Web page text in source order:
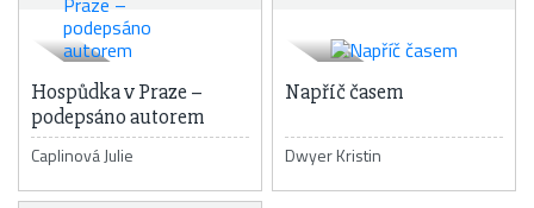
Hospůdka v Praze –
podepsáno autorem
Caplinová Julie
Napříč časem
Dwyer Kristin